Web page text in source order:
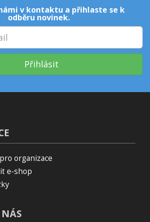
v kontaktu a přihlaste se k
odběru novinek.
Přihlásit
organizace
e-shop